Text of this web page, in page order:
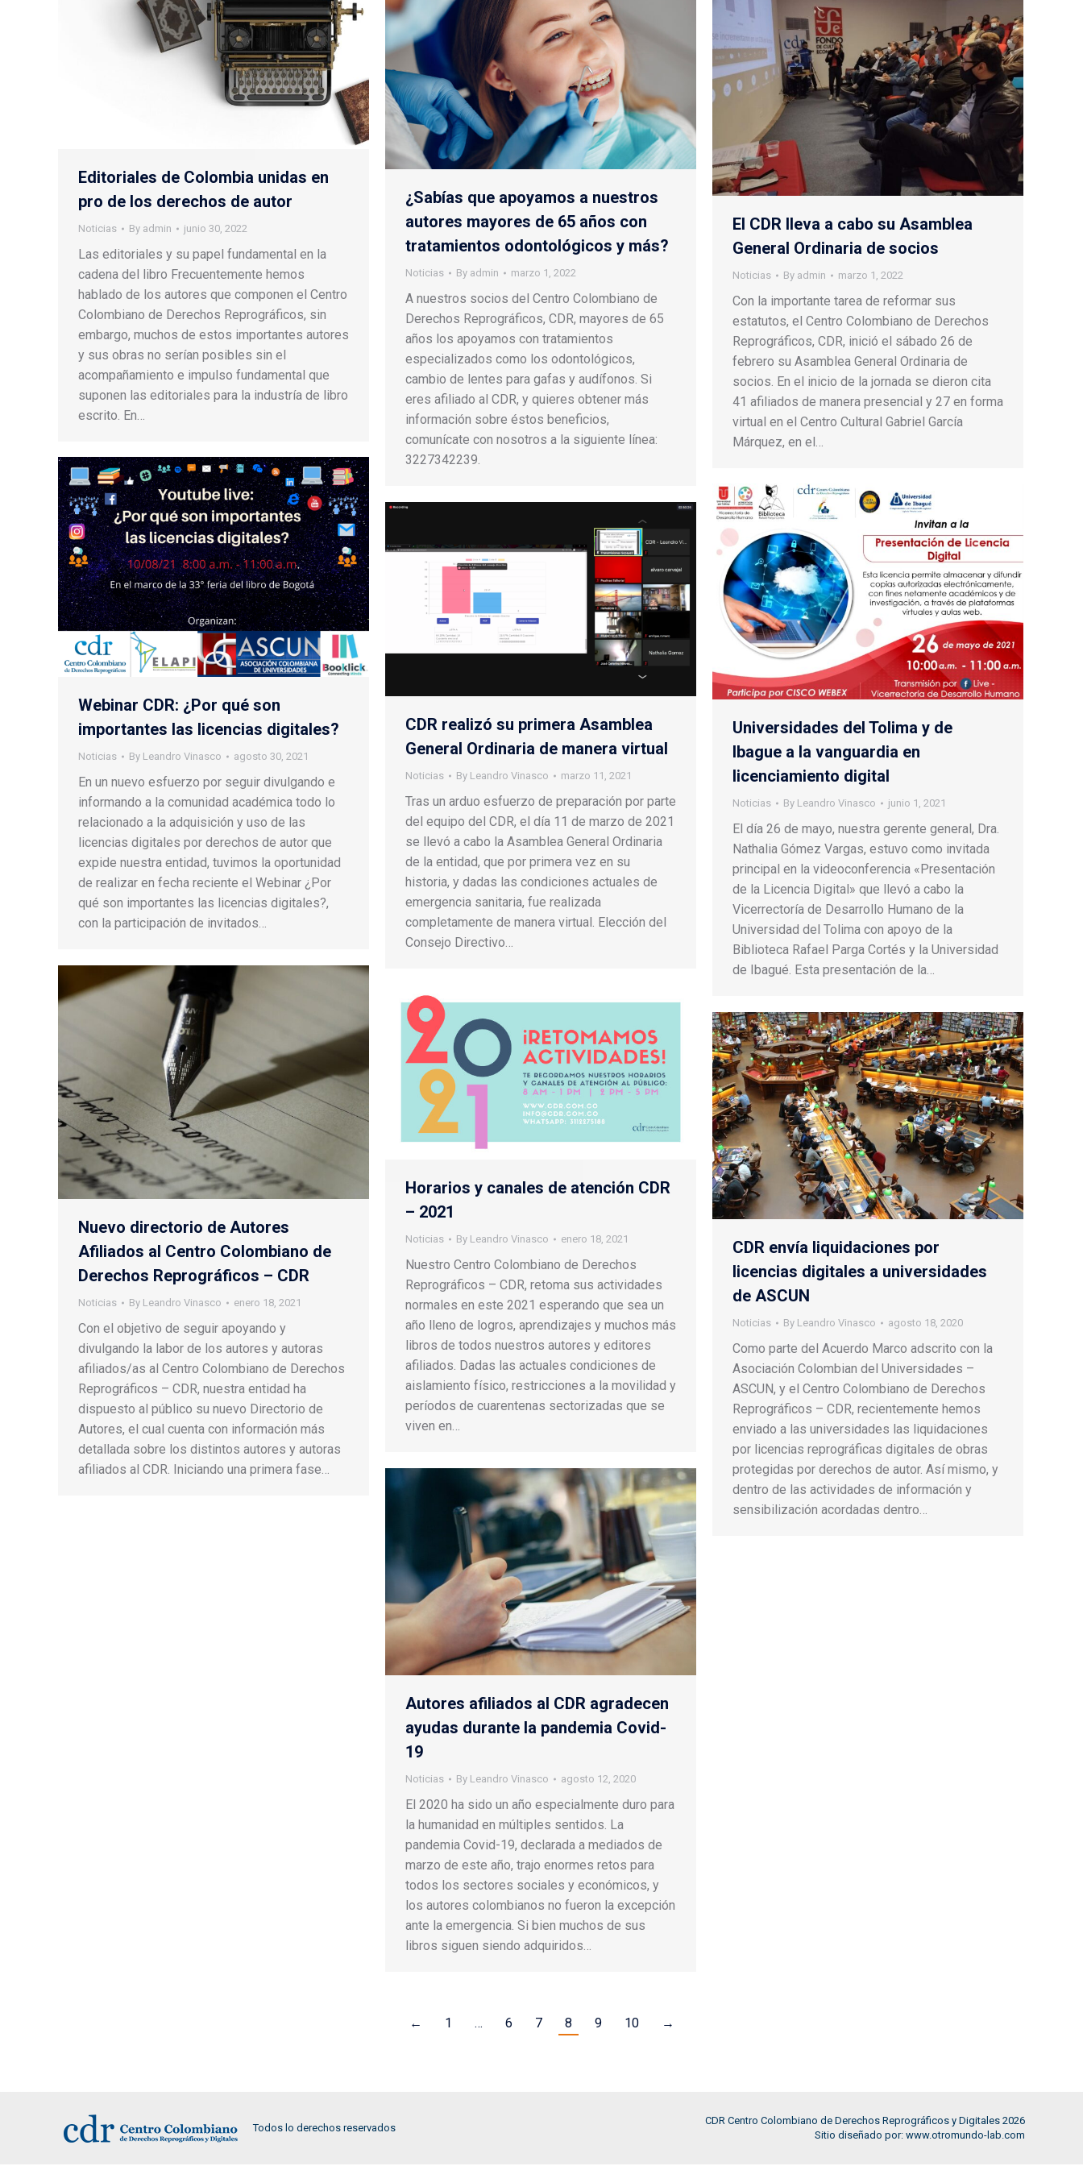
Editoriales de Colombia unidas en
pro de los derechos de autor
Noticias By admin junio 30, 2022
Las editoriales y su papel fundamental en la
cadena del libro Frecuentemente hemos
hablado de los autores que componen el Centro
Colombiano de Derechos Reprográficos, sin
embargo, muchos de estos importantes autores
y sus obras no serían posibles sin el
acompañamiento e impulso fundamental que
suponen las editoriales para la industría de libro
escrito. En…
¿Sabías que apoyamos a nuestros
autores mayores de 65 años con
tratamientos odontológicos y más?
Noticias By admin marzo 1, 2022
A nuestros socios del Centro Colombiano de
Derechos Reprográficos, CDR, mayores de 65
años los apoyamos con tratamientos
especializados como los odontológicos,
cambio de lentes para gafas y audífonos. Si
eres afiliado al CDR, y quieres obtener más
información sobre éstos beneficios,
comunícate con nosotros a la siguiente línea:
3227342239.
El CDR lleva a cabo su Asamblea
General Ordinaria de socios
Noticias By admin marzo 1, 2022
Con la importante tarea de reformar sus
estatutos, el Centro Colombiano de Derechos
Reprográficos, CDR, inició el sábado 26 de
febrero su Asamblea General Ordinaria de
socios. En el inicio de la jornada se dieron cita
41 afiliados de manera presencial y 27 en forma
virtual en el Centro Cultural Gabriel García
Márquez, en el…
Webinar CDR: ¿Por qué son
importantes las licencias digitales?
Noticias By Leandro Vinasco agosto 30, 2021
En un nuevo esfuerzo por seguir divulgando e
informando a la comunidad académica todo lo
relacionado a la adquisición y uso de las
licencias digitales por derechos de autor que
expide nuestra entidad, tuvimos la oportunidad
de realizar en fecha reciente el Webinar ¿Por
qué son importantes las licencias digitales?,
con la participación de invitados…
Universidades del Tolima y de
Ibague a la vanguardia en
licenciamiento digital
Noticias By Leandro Vinasco junio 1, 2021
El día 26 de mayo, nuestra gerente general, Dra.
Nathalia Gómez Vargas, estuvo como invitada
principal en la videoconferencia «Presentación
de la Licencia Digital» que llevó a cabo la
Vicerrectoría de Desarrollo Humano de la
Universidad del Tolima con apoyo de la
Biblioteca Rafael Parga Cortés y la Universidad
de Ibagué. Esta presentación de la…
CDR realizó su primera Asamblea
General Ordinaria de manera virtual
Noticias By Leandro Vinasco marzo 11, 2021
Tras un arduo esfuerzo de preparación por parte
del equipo del CDR, el día 11 de marzo de 2021
se llevó a cabo la Asamblea General Ordinaria
de la entidad, que por primera vez en su
historia, y dadas las condiciones actuales de
emergencia sanitaria, fue realizada
completamente de manera virtual. Elección del
Consejo Directivo…
Nuevo directorio de Autores
Afiliados al Centro Colombiano de
Derechos Reprográficos – CDR
Noticias By Leandro Vinasco enero 18, 2021
Con el objetivo de seguir apoyando y
divulgando la labor de los autores y autoras
afiliados/as al Centro Colombiano de Derechos
Reprográficos – CDR, nuestra entidad ha
dispuesto al público su nuevo Directorio de
Autores, el cual cuenta con información más
detallada sobre los distintos autores y autoras
afiliados al CDR. Iniciando una primera fase…
Horarios y canales de atención CDR
– 2021
Noticias By Leandro Vinasco enero 18, 2021
Nuestro Centro Colombiano de Derechos
Reprográficos – CDR, retoma sus actividades
normales en este 2021 esperando que sea un
año lleno de logros, aprendizajes y muchos más
libros de todos nuestros autores y editores
afiliados. Dadas las actuales condiciones de
aislamiento físico, restricciones a la movilidad y
períodos de cuarentenas sectorizadas que se
viven en…
CDR envía liquidaciones por
licencias digitales a universidades
de ASCUN
Noticias By Leandro Vinasco agosto 18, 2020
Como parte del Acuerdo Marco adscrito con la
Asociación Colombian del Universidades –
ASCUN, y el Centro Colombiano de Derechos
Reprográficos – CDR, recientemente hemos
enviado a las universidades las liquidaciones
por licencias reprográficas digitales de obras
protegidas por derechos de autor. Así mismo, y
dentro de las actividades de información y
sensibilización acordadas dentro…
Autores afiliados al CDR agradecen
ayudas durante la pandemia Covid-
19
Noticias By Leandro Vinasco agosto 12, 2020
El 2020 ha sido un año especialmente duro para
la humanidad en múltiples sentidos. La
pandemia Covid-19, declarada a mediados de
marzo de este año, trajo enormes retos para
todos los sectores sociales y económicos, y
los autores colombianos no fueron la excepción
ante la emergencia. Si bien muchos de sus
libros siguen siendo adquiridos…
← 1 … 6 7 8 9 10 →
Todos lo derechos reservados
CDR Centro Colombiano de Derechos Reprográficos y Digitales 2026
Sitio diseñado por: www.otromundo-lab.com